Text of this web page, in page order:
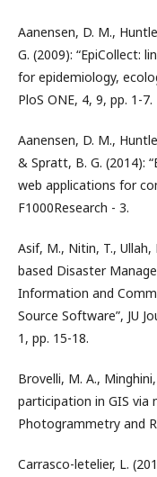
Aanensen, D. M.,
G. (2009): “EpiCollect:
for epidemiology,
PloS ONE, 4, 9, pp. 1-7.
Aanensen, D. M.,
& Spratt, B. G. (2014):
web applications for
F1000Research - 3.
Asif, M., Nitin, T., Ullah,
based Disaster
Information and
Source Software”, JU
1, pp. 15-18.
Brovelli, M. A.,
participation in GIS via
Photogrammetry and
Carrasco-letelier, L.